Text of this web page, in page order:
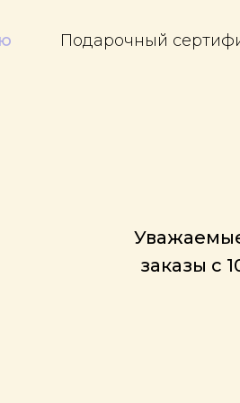
Подарочный
заказы с